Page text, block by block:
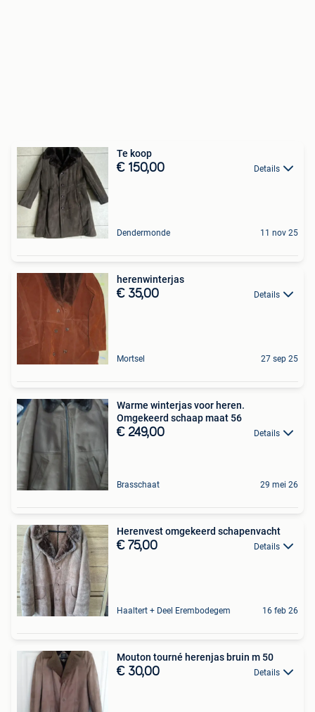
Te koop
€ 150,00 Details
Dendermonde 11 nov 25
herenwinterjas
€ 35,00 Details
Mortsel 27 sep 25
Warme winterjas voor heren.
Omgekeerd schaap maat 56
€ 249,00 Details
Brasschaat 29 mei 26
Herenvest omgekeerd schapenvacht
€ 75,00 Details
Haaltert + Deel Erembodegem 16 feb 26
Mouton tourné herenjas bruin m 50
€ 30,00 Details